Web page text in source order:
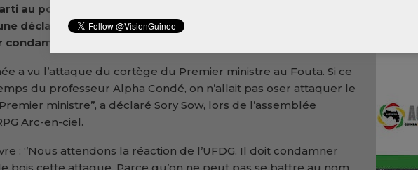
au pouvoir, l’UFDG
déclaration
cet acte.
a vu l’attaque du cortège du Premier ministre au Fouta. Si ce
du professeur Alpha Condé, on n’allait pas oser attaquer le
ministre’’, a déclaré Sory Sow, lors de l’assemblée
Arc-en-ciel.
: ‘’Nous attendons la réaction de l’UFDG. Il doit condamner